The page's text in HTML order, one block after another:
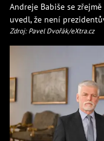
Andreje Babiše se
uvedl, že není
Zdroj: Pavel Dvořák/eXtra.cz